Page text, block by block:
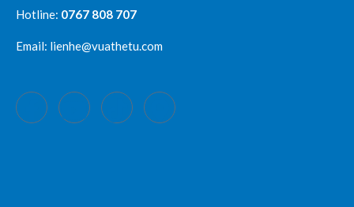
Hotline: 0767 808 707
Email: lienhe@vuathetu.com